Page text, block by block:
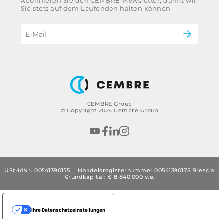
CEMBRE Group
© Copyright 2026 Cembre Group
Ethikkodex und Antikorruptionsrichtlinie der
Gruppe
Energie
B2B Disclaimer
Sie stets auf dem Laufenden halten können
USt-IdNr. 00541390175
Handelsregisternummer 00541390175 Brescia
Grundkapital: € 8.840.000 v.e.
Ihre Datenschutzeinstellungen